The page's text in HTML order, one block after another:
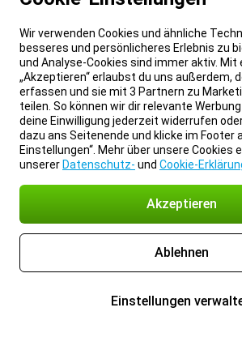
Wir verwenden Cookies und ähnliche
besseres und persönlicheres Erlebnis zu
und Analyse-Cookies sind immer aktiv. Mit
„Akzeptieren“ erlaubst du uns außerdem,
erfassen und sie mit 3 Partnern zu
teilen. So können wir dir relevante
deine Einwilligung jederzeit widerrufen
dazu ans Seitenende und klicke im Footer
Einstellungen“. Mehr über unsere Cookies
unserer Datenschutz- und Cookie-
Akzeptieren
Ablehnen
Einstellungen